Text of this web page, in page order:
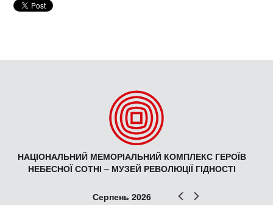
НАЦІОНАЛЬНИЙ МЕМОРІАЛЬНИЙ КОМПЛЕКС ГЕРОЇВ
НЕБЕСНОЇ СОТНІ – МУЗЕЙ РЕВОЛЮЦІЇ ГІДНОСТІ
Попер
Серпень 2026